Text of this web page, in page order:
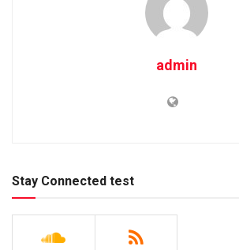
admin
Stay Connected test